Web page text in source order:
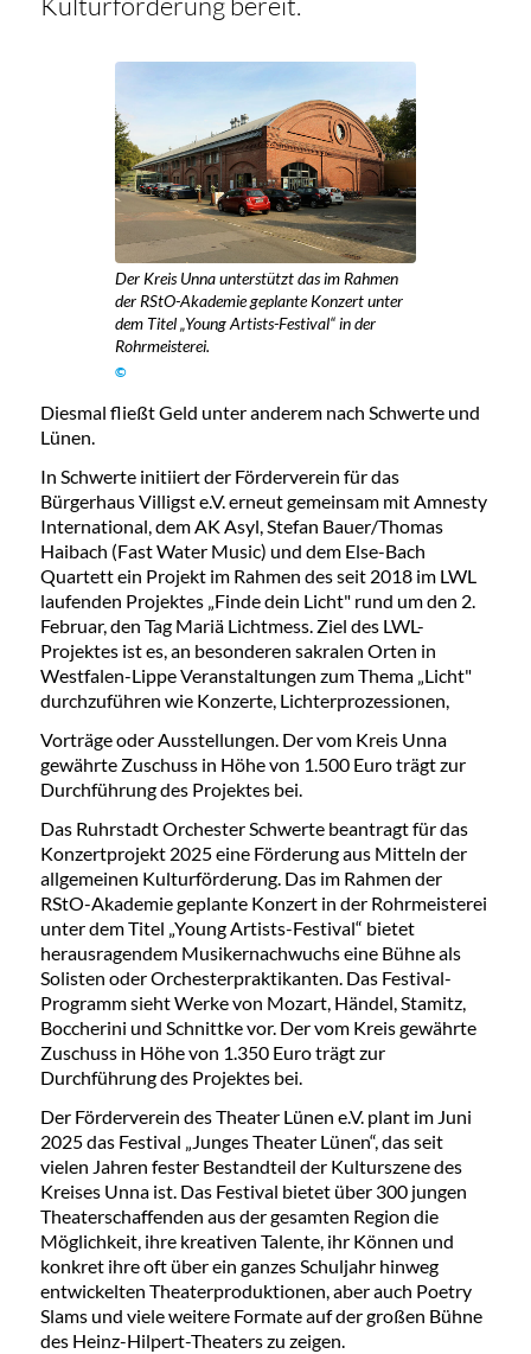
Der Kreis Unna unterstützt das im Rahmen
der RStO-Akademie geplante Konzert unter
dem Titel „Young Artists-Festival“ in der
Rohrmeisterei.
©
Diesmal fließt Geld unter anderem nach Schwerte und
Lünen.
In Schwerte initiiert der Förderverein für das
Bürgerhaus Villigst e.V. erneut gemeinsam mit Amnesty
International, dem AK Asyl, Stefan Bauer/Thomas
Haibach (Fast Water Music) und dem Else-Bach
Quartett ein Projekt im Rahmen des seit 2018 im LWL
laufenden Projektes „Finde dein Licht" rund um den 2.
Februar, den Tag Mariä Lichtmess. Ziel des LWL-
Projektes ist es, an besonderen sakralen Orten in
Westfalen-Lippe Veranstaltungen zum Thema „Licht"
durchzuführen wie Konzerte, Lichterprozessionen,
Vorträge oder Ausstellungen. Der vom Kreis Unna
gewährte Zuschuss in Höhe von 1.500 Euro trägt zur
Durchführung des Projektes bei.
Das Ruhrstadt Orchester Schwerte beantragt für das
Konzertprojekt 2025 eine Förderung aus Mitteln der
allgemeinen Kulturförderung. Das im Rahmen der
RStO-Akademie geplante Konzert in der Rohrmeisterei
unter dem Titel „Young Artists-Festival“ bietet
herausragendem Musikernachwuchs eine Bühne als
Solisten oder Orchesterpraktikanten. Das Festival-
Programm sieht Werke von Mozart, Händel, Stamitz,
Boccherini und Schnittke vor. Der vom Kreis gewährte
Zuschuss in Höhe von 1.350 Euro trägt zur
Durchführung des Projektes bei.
Der Förderverein des Theater Lünen e.V. plant im Juni
2025 das Festival „Junges Theater Lünen“, das seit
vielen Jahren fester Bestandteil der Kulturszene des
Kreises Unna ist. Das Festival bietet über 300 jungen
Theaterschaffenden aus der gesamten Region die
Möglichkeit, ihre kreativen Talente, ihr Können und
konkret ihre oft über ein ganzes Schuljahr hinweg
entwickelten Theaterproduktionen, aber auch Poetry
Slams und viele weitere Formate auf der großen Bühne
des Heinz-Hilpert-Theaters zu zeigen.